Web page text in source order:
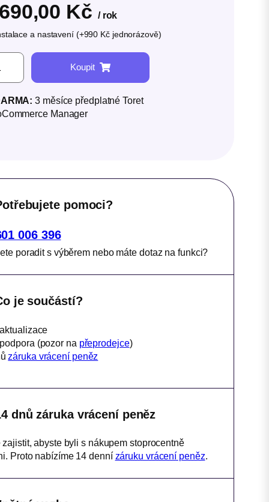
Kč / rok
a nastavení (+990 Kč jednorázově)
Koupit
3 měsíce předplatné Toret
Manager
pomoci?
006 396
poradit s výběrem nebo máte dotaz na funkci?
je součástí?
(pozor na přeprodejce)
záruka vrácení peněz
dnů záruka vrácení peněz
abyste byli s nákupem stoprocentně
Proto nabízíme 14 denní záruku vrácení peněz.